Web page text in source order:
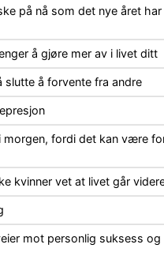
på nå som det nye året har
å gjøre mer av i livet ditt
slutte å forvente fra andre
morgen, fordi det kan være
kvinner vet at livet går
mot personlig suksess og